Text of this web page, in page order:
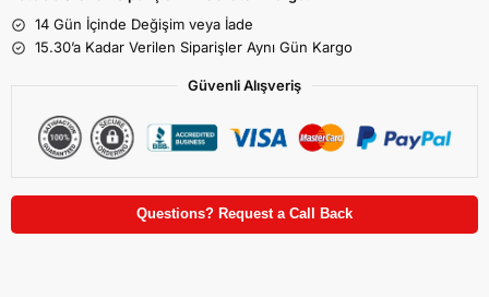
14 Gün İçinde Değişim veya İade
15.30’a Kadar Verilen Siparişler Aynı Gün Kargo
Güvenli Alışveriş
Questions? Request a Call Back